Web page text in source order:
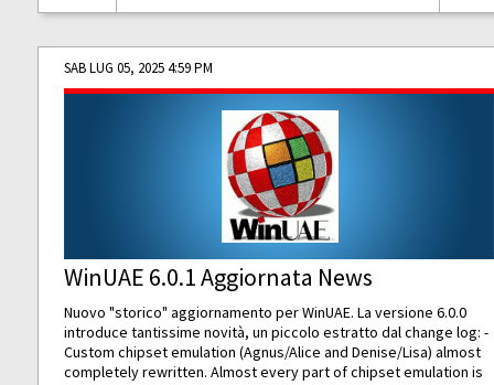
SAB LUG 05, 2025 4:59 PM
WinUAE 6.0.1 Aggiornata News
Nuovo "storico" aggiornamento per WinUAE. La versione 6.0.0
introduce tantissime novità, un piccolo estratto dal change log: -
Custom chipset emulation (Agnus/Alice and Denise/Lisa) almost
completely rewritten. Almost every part of chipset emulation is